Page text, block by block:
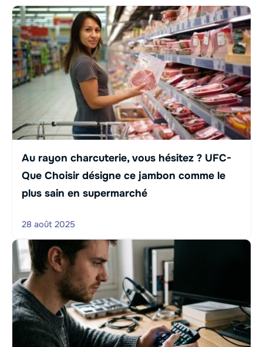
Au rayon charcuterie, vous hésitez ? UFC-
Que Choisir désigne ce jambon comme le
plus sain en supermarché
28 août 2025